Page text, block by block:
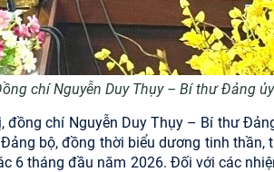
chí Nguyễn Duy Thụy – Bí thư Đảng
đồng chí Nguyễn Duy Thụy – Bí thư
bộ, đồng thời biểu dương tinh
6 tháng đầu năm 2026. Đối với các